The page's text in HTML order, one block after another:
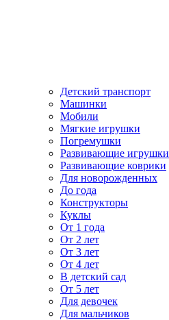
Детский транспорт
Машинки
Мобили
Мягкие игрушки
Погремушки
Развивающие игрушки
Развивающие коврики
Для новорожденных
До года
Конструкторы
Куклы
От 1 года
От 2 лет
От 3 лет
От 4 лет
В детский сад
От 5 лет
Для девочек
Для мальчиков